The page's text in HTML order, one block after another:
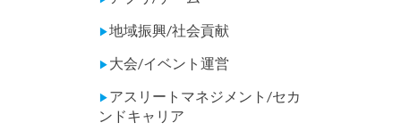
▶地域振興/社会貢献
▶ 大会/イベント運営
▶ アスリートマネジメント/セカ
ンドキャリア